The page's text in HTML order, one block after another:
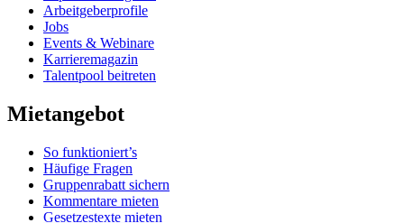
Arbeitgeberprofile
Jobs
Events & Webinare
Karrieremagazin
Talentpool beitreten
Mietangebot
So funktioniert’s
Häufige Fragen
Gruppenrabatt sichern
Kommentare mieten
Gesetzestexte mieten